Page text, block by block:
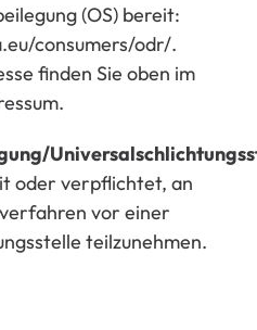
(OS) bereit:
consumers/odr/.
finden Sie oben im
oder verpflichtet, an
vor einer
teilzunehmen.